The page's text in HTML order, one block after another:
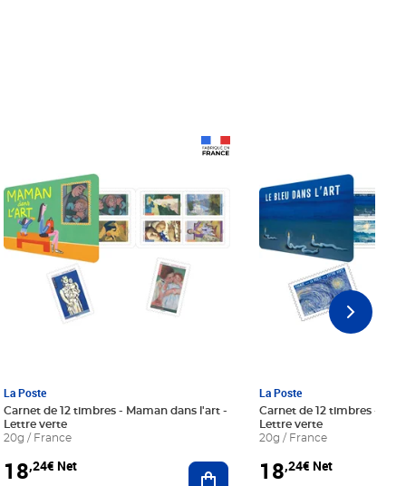
au panier
La Poste
Carnet de 12 timbres - Maman dans l'art -
Lettre verte
20g / France
18,24€ Net Ajouter au panier
La Poste
Carnet de 12 timbres - Le
Lettre verte
20g / France
18,24€ Net